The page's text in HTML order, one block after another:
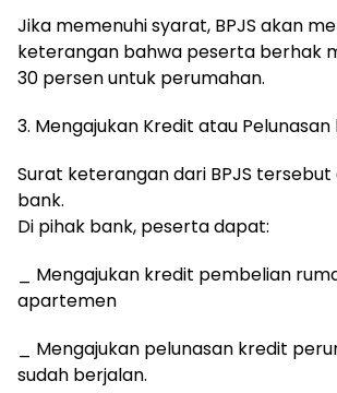
Jika memenuhi syarat, BPJS akan
keterangan bahwa peserta berhak
30 persen untuk perumahan.
3. Mengajukan Kredit atau Pelunasan
Surat keterangan dari BPJS
bank.
Di pihak bank, peserta dapat:
_ Mengajukan kredit pembelian
apartemen
_ Mengajukan pelunasan kredit
sudah berjalan.